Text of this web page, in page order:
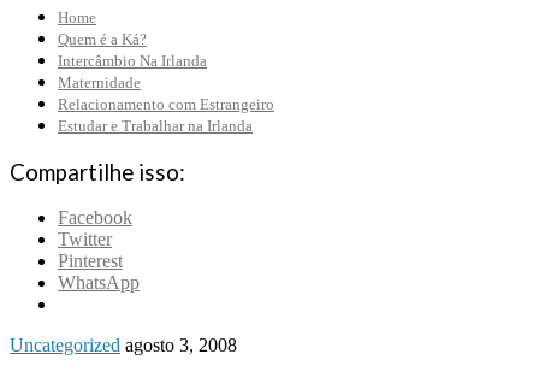
Home
Quem é a Ká?
Intercâmbio Na Irlanda
Maternidade
Relacionamento com Estrangeiro
Estudar e Trabalhar na Irlanda
Compartilhe isso:
Facebook
Twitter
Pinterest
WhatsApp
Uncategorized agosto 3, 2008